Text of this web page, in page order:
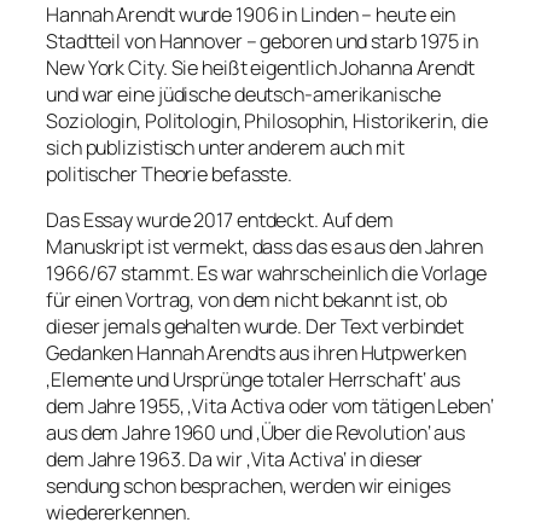
Hannah Arendt wurde 1906 in Linden – heute ein
Stadtteil von Hannover – geboren und starb 1975 in
New York City. Sie heißt eigentlich Johanna Arendt
und war eine jüdische deutsch-amerikanische
Soziologin, Politologin, Philosophin, Historikerin, die
sich publizistisch unter anderem auch mit
politischer Theorie befasste.
Das Essay wurde 2017 entdeckt. Auf dem
Manuskript ist vermekt, dass das es aus den Jahren
1966/67 stammt. Es war wahrscheinlich die Vorlage
für einen Vortrag, von dem nicht bekannt ist, ob
dieser jemals gehalten wurde. Der Text verbindet
Gedanken Hannah Arendts aus ihren Hutpwerken
‚Elemente und Ursprünge totaler Herrschaft‘ aus
dem Jahre 1955, ‚Vita Activa oder vom tätigen Leben‘
aus dem Jahre 1960 und ‚Über die Revolution‘ aus
dem Jahre 1963. Da wir ‚Vita Activa‘ in dieser
sendung schon besprachen, werden wir einiges
wiedererkennen.